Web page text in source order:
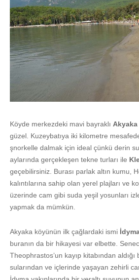
Köyde merkezdeki mavi bayraklı Akyaka
güzel. Kuzeybatıya iki kilometre
şnorkelle dalmak için ideal çünkü derin
aylarında gerçekleşen tekne turları ile
geçebilirsiniz. Burası parlak altın kumu,
kalıntılarına sahip olan yerel plajları ve
üzerinde cam gibi suda yeşil yosunları
yapmak da mümkün.
Akyaka köyünün ilk çağlardaki ismi
buranın da bir hikayesi var elbette.
Theophrastos’un kayıp kitabından aldığı
sularından ve içlerinde yaşayan zehirli